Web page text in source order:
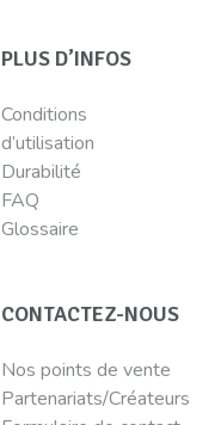
PLUS D’INFOS
Conditions
d’utilisation
Durabilité
FAQ
Glossaire
CONTACTEZ-NOUS
Nos points de vente
Partenariats/Créateurs